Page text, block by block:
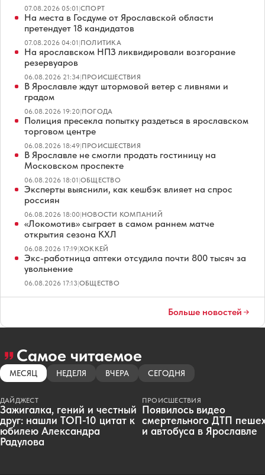
07.08.2026 05:01|СПОРТ
На места в Госдуме от Ярославской области
претендует 18 кандидатов
07.08.2026 04:01|ПОЛИТИКА
На ярославском НПЗ ликвидировали возгорание
резервуаров
06.08.2026 21:34|ПРОИСШЕСТВИЯ
В Ярославле ждут штормовой ветер с ливнями и
градом
06.08.2026 19:20|ПОГОДА
Полиция пресекла попытку раздеться в ярославском
торговом центре
06.08.2026 18:49|ПРОИСШЕСТВИЯ
В Ярославле не смогли продать гостиницу на
Московском проспекте
06.08.2026 18:01|ОБЩЕСТВО
Эксперты выяснили, как кешбэк влияет на спрос
россиян
06.08.2026 18:00|НОВОСТИ КОМПАНИЙ
«Локомотив» сыграет в самом раннем матче
открытия сезона КХЛ
06.08.2026 17:19|ХОККЕЙ
Экс-работница аптеки отсудила почти 800 тысяч за
увольнение
06.08.2026 17:13|ОБЩЕСТВО
Больше новостей
Самое читаемое
МЕСЯЦ НЕДЕЛЯ ВЧЕРА СЕГОДНЯ
ДАЙДЖЕСТ
Зажигалка, гений и честный
друг: нашли ТОП-10 цитат к
юбилею Александра
Радулова
ПРОИСШЕСТВИЯ
Появилось видео
смертельного ДТП
и автобуса в Ярославле